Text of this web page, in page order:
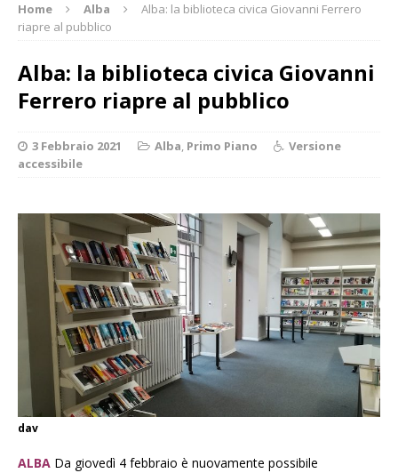
Home Alba
Alba: la biblioteca civica Giovanni Ferrero
riapre al pubblico
Alba: la biblioteca civica Giovanni
Ferrero riapre al pubblico
3 Febbraio 2021 Alba, Primo Piano
Versione
accessibile
dav
ALBA Da giovedì 4 febbraio è nuovamente possibile